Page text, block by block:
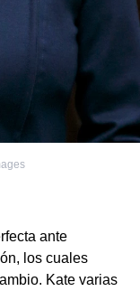
ante
los cuales
Kate varias